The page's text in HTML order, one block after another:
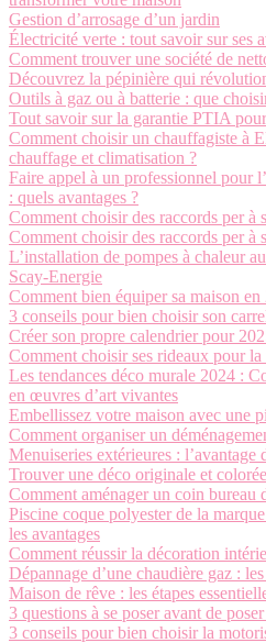
Gestion d’arrosage d’un jardin
Électricité verte : tout savoir sur ses
Comment trouver une société de
Découvrez la pépinière qui
Outils à gaz ou à batterie : que
Tout savoir sur la garantie PTIA
Comment choisir un chauffagiste à
chauffage et climatisation ?
Faire appel à un professionnel pour
: quels avantages ?
Comment choisir des raccords per à
Comment choisir des raccords per à
L’installation de pompes à chaleur
Scay-Energie
Comment bien équiper sa maison en
3 conseils pour bien choisir son
Créer son propre calendrier pour
Comment choisir ses rideaux pour
Les tendances déco murale 2024 :
en œuvres d’art vivantes
Embellissez votre maison avec une
Comment organiser un
Menuiseries extérieures : l’avantage
Trouver une déco originale et colorée
Comment aménager un coin bureau
Piscine coque polyester de la
les avantages
Comment réussir la décoration
Dépannage d’une chaudière gaz :
Maison de rêve : les étapes
3 questions à se poser avant de
3 conseils pour bien choisir la